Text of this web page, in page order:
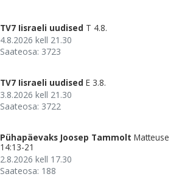
TV7 Iisraeli uudised T 4.8.
4.8.2026 kell 21.30
Saateosa: 3723
TV7 Iisraeli uudised E 3.8.
3.8.2026 kell 21.30
Saateosa: 3722
Pühapäevaks Joosep Tammolt Matteuse
14:13-21
2.8.2026 kell 17.30
Saateosa: 188